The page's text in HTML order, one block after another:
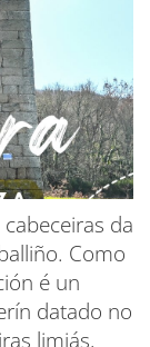
da
Como
é un
datado no
limiás,